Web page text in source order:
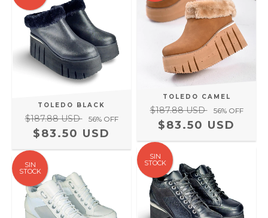
TOLEDO BLACK
$187.88 USD 56% OFF
$83.50 USD
TOLEDO CAMEL
$187.88 USD 56% OFF
$83.50 USD
SIN
STOCK
SIN
STOCK